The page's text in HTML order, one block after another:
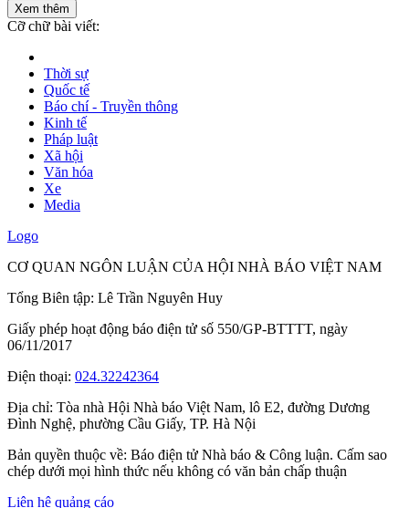
Xem thêm
Cỡ chữ bài viết:
Thời sự
Quốc tế
Báo chí - Truyền thông
Kinh tế
Pháp luật
Xã hội
Văn hóa
Xe
Media
Logo
CƠ QUAN NGÔN LUẬN CỦA HỘI NHÀ BÁO VIỆT NAM
Tổng Biên tập: Lê Trần Nguyên Huy
Giấy phép hoạt động báo điện tử số 550/GP-BTTTT, ngày
06/11/2017
Điện thoại: 024.32242364
Địa chỉ: Tòa nhà Hội Nhà báo Việt Nam, lô E2, đường Dương
Đình Nghệ, phường Cầu Giấy, TP. Hà Nội
Bản quyền thuộc về: Báo điện tử Nhà báo & Công luận. Cấm sao
chép dưới mọi hình thức nếu không có văn bản chấp thuận
Liên hệ quảng cáo